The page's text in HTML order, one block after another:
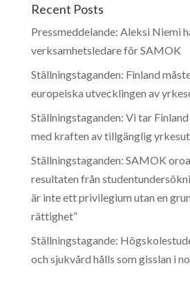
Recent Posts
Pressmeddelande: Aleksi Niemi
verksamhetsledare för SAMOK
Ställningstaganden: Finland
europeiska utvecklingen av
Ställningstaganden: Vi tar
med kraften av tillgänglig
Ställningstaganden: SAMOK
resultaten från
är inte ett privilegium utan en
rättighet”
Ställningstagande:
och sjukvård hålls som gisslan i